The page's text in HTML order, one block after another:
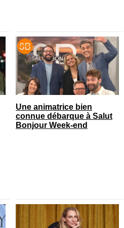
Une animatrice bien
connue débarque à Salut
Bonjour Week-end